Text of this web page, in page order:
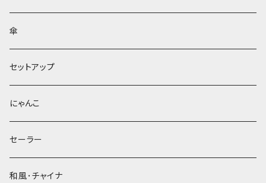
傘
セットアップ
にゃんこ
セーラー
和風･チャイナ